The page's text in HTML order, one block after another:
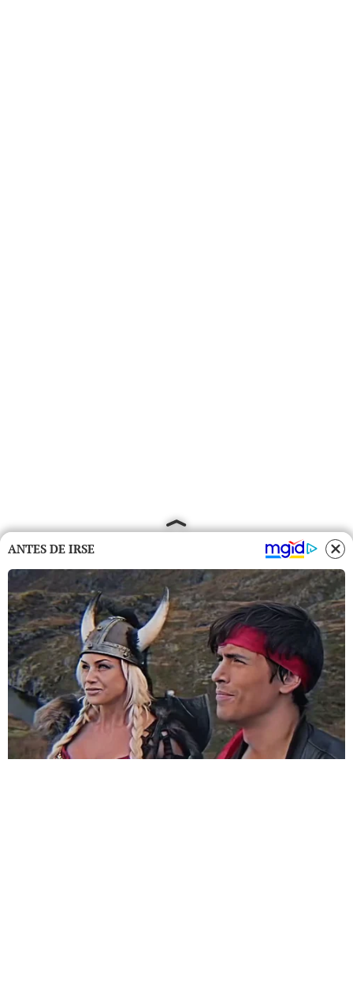
ANTES DE IRSE